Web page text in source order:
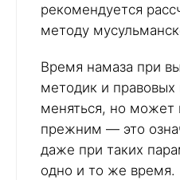
рекомендуется
методу
Время намаза при
методик и
меняться, но может
прежним — это
даже при таких
одно и то же время.